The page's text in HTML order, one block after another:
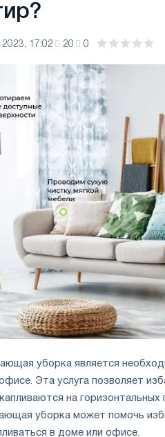
17:02 20 0
уборка является
Эта услуга позволяет
на горизонтальных
уборка может помочь
в доме или офисе.